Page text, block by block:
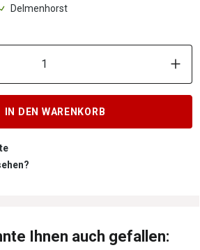
Delmenhorst
IN DEN WARENKORB
Ihnen auch gefallen: